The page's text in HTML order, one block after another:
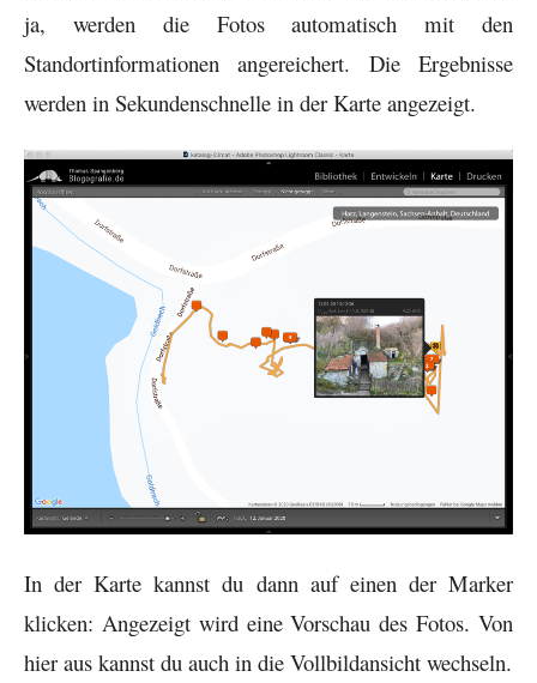
ja, werden die Fotos automatisch mit den
Standortinformationen angereichert. Die Ergebnisse
werden in Sekundenschnelle in der Karte angezeigt.
In der Karte kannst du dann auf einen der Marker
klicken: Angezeigt wird eine Vorschau des Fotos. Von
hier aus kannst du auch in die Vollbildansicht wechseln.